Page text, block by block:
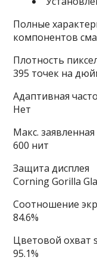
Полные
компонентов
Плотность
395 точек на
Адаптивная
Нет
Макс.
600 нит
Защита дисплея
Corning Gorilla
Соотношение
84.6%
Цветовой охват
95.1%